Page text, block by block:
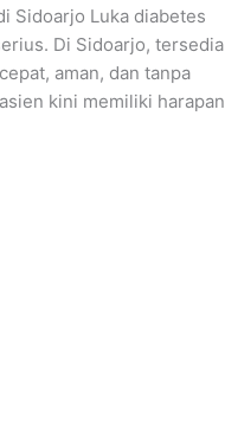
Sidoarjo Luka diabetes
Di Sidoarjo, tersedia
aman, dan tanpa
kini memiliki harapan